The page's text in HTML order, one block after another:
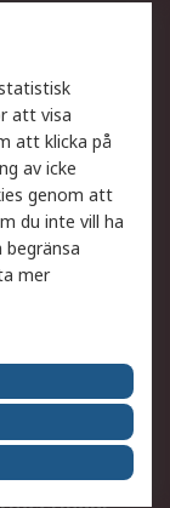
varor
order
RS-konto
att visa
att klicka på
av icke
genom att
du inte vill ha
mer